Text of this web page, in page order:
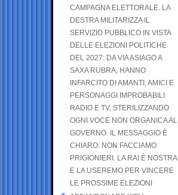
CAMPAGNA ELETTORALE. LA
DESTRA MILITARIZZA IL
SERVIZIO PUBBLICO IN VISTA
DELLE ELEZIONI POLITICHE
DEL 2027: DA VIA ASIAGO A
SAXA RUBRA, HANNO
INFARCITO DI AMANTI, AMICI E
PERSONAGGI IMPROBABILI
RADIO E TV, STERILIZZANDO
OGNI VOCE NON ORGANICA AL
GOVERNO. IL MESSAGGIO È
CHIARO: NON FACCIAMO
PRIGIONIERI. LA RAI È NOSTRA
E LA USEREMO PER VINCERE
LE PROSSIME ELEZIONI